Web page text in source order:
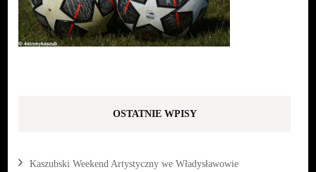
OSTATNIE WPISY
Kaszubski Weekend Artystyczny we Władysławowie